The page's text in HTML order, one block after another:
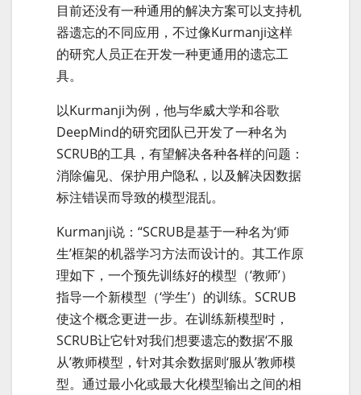
目前还没有一种通用的解决方案可以支持机
器遗忘的不同应用，不过像Kurmanji这样
的研究人员正在开发一种更通用的遗忘工
具。
以Kurmanji为例，他与华威大学和谷歌
DeepMind的研究团队已开发了一种名为
SCRUB的工具，有望解决各种各样的问题：
消除偏见、保护用户隐私，以及解决因数据
标注错误而导致的模型混乱。
Kurmanji说：“SCRUB是基于一种名为‘师
生’框架的机器学习方法而设计的。其工作原
理如下，一个预先训练好的模型（‘教师’）
指导一个新模型（‘学生’）的训练。SCRUB
使这个概念更进一步。在训练新模型时，
SCRUB让它针对我们想要遗忘的数据‘不服
从’教师模型，针对其余数据则‘服从’教师模
型。通过最小化或最大化模型输出之间的相